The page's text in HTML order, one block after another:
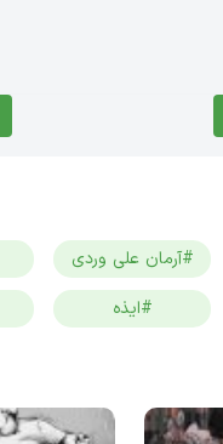
#آرمان علی وردی
#ایذه